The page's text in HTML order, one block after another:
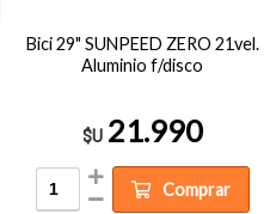
Bici 29" SUNPEED ZERO 21vel.
Aluminio f/disco
$U 21.990
Comprar